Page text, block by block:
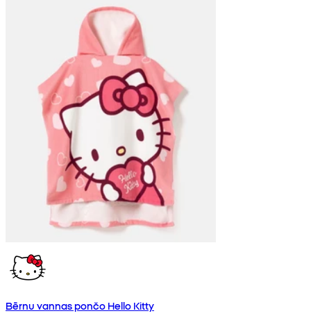
Bērnu vannas pončo Hello Kitty